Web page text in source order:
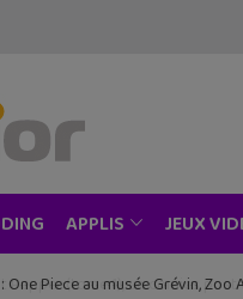
APPLIS JEUX
Piece au musée Grévin,